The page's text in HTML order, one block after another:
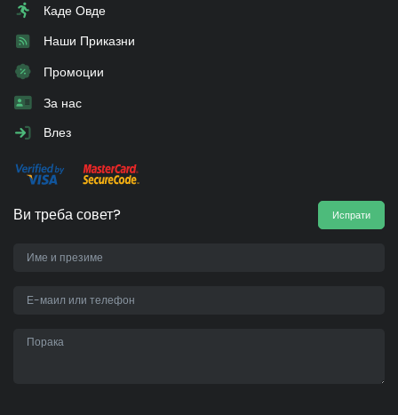
Каде Овде
Наши Приказни
Промоции
За нас
Влез
Ви треба совет? Испрати